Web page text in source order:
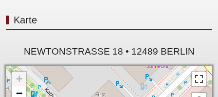
Karte
NEWTONSTRASSE 18 • 12489 BERLIN
+
−